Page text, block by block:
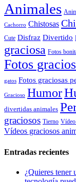
Animales
Cachorro Chistosas
Cute Disfraz Divertido
graciosa Fotos
Fotos
gatos Fotos graciosas
Gracioso Humor
divertidas animales
graciosos Tierno
Vídeos graciosos
Entradas recientes
¿Quieres tener